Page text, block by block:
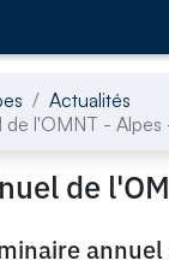
Actualités
de l'OMNT - Alpes
de
annuel